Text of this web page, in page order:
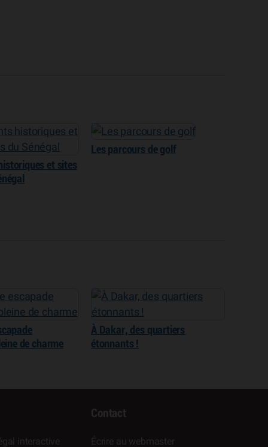
et sites
Les parcours de golf
de charme
À Dakar, des quartiers
étonnants !
interactive
Contact
Écrire au webmaster